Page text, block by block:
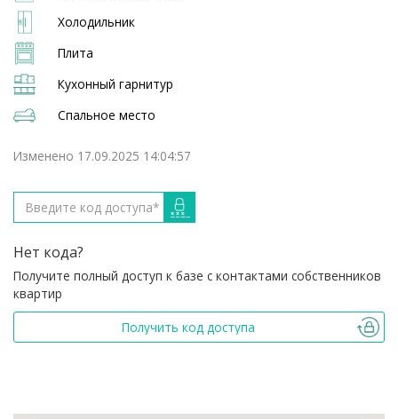
Холодильник
Плита
Кухонный гарнитур
Спальное место
Изменено 17.09.2025 14:04:57
Нет кода?
Получите полный доступ к базе с контактами собственников
квартир
Получить код доступа